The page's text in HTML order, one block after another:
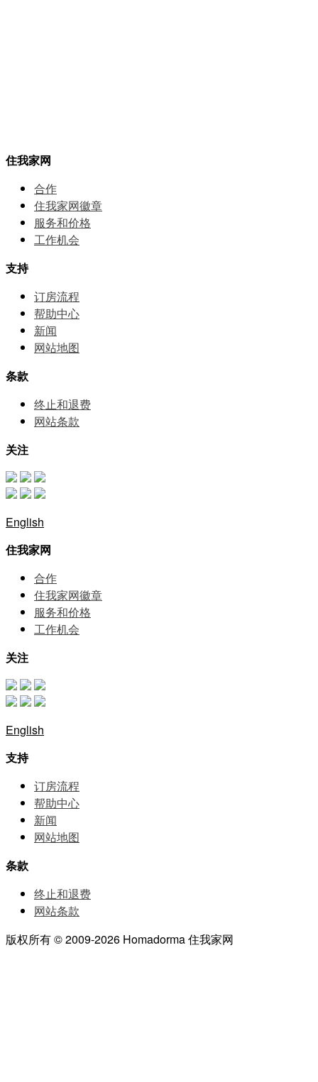
住我家网
合作
住我家网徽章
服务和价格
⼯作机会
支持
订房流程
帮助中⼼
新闻
网站地图
条款
终止和退费
网站条款
关注
English
住我家网
合作
住我家网徽章
服务和价格
⼯作机会
关注
English
支持
订房流程
帮助中⼼
新闻
网站地图
条款
终止和退费
网站条款
版权所有 © 2009-2026 Homadorma 住我家网